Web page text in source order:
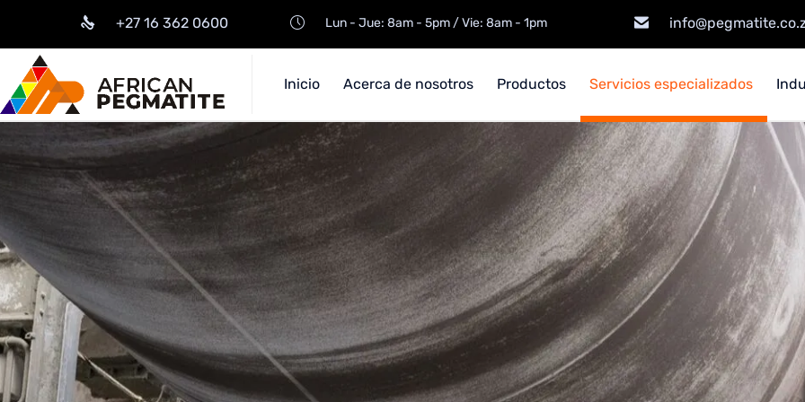
+27 16 362 0600 Lun - Jue: 8am - 5pm / Vie: 8am - 1pm
Inicio Acerca de nosotros Productos Servicios especializados